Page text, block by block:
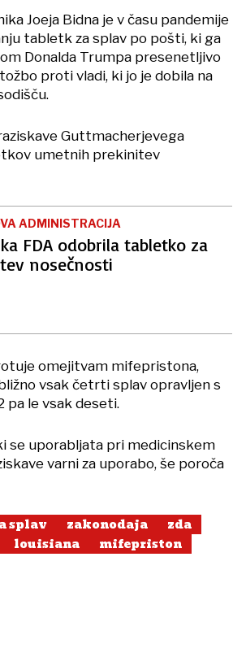
Joeja Bidna je v času pandemije
tabletk za splav po pošti, ki ga
Donalda Trumpa presenetljivo
proti vladi, ki jo je dobila na
Guttmacherjevega
umetnih prekinitev
ADMINISTRACIJA
FDA odobrila tabletko za
nosečnosti
omejitvam mifepristona,
vsak četrti splav opravljen s
pa le vsak deseti.
se uporabljata pri medicinskem
varni za uporabo, še poroča
splav zakonodaja
zda
louisiana
mifepriston